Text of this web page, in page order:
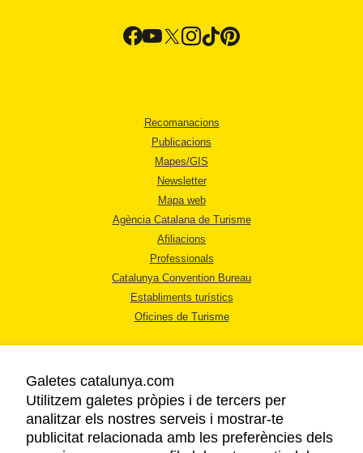
Recomanacions
Publicacions
Mapes/GIS
Newsletter
Mapa web
Agència Catalana de Turisme
Afiliacions
Professionals
Catalunya Convention Bureau
Establiments turístics
Oficines de Turisme
AVÍS LEGAL
POLÍTICA DE PRIVACITAT
Galetes catalunya.com
Utilitzem galetes pròpies i de tercers per
analitzar els nostres serveis i mostrar-te
publicitat relacionada amb les preferències dels